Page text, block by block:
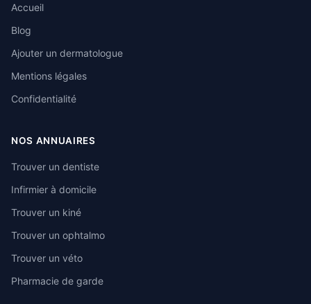
Accueil
Blog
Ajouter un dermatologue
Mentions légales
Confidentialité
NOS ANNUAIRES
Trouver un dentiste
Infirmier à domicile
Trouver un kiné
Trouver un ophtalmo
Trouver un véto
Pharmacie de garde